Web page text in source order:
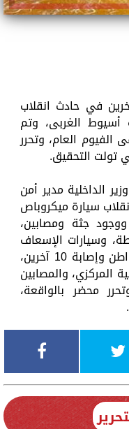
مواطن مصرعه وأصيب 10 آخرين في حادث انقلاب
أسيوط الغربى، وتم
العام، وتحرر
تولت التحقيق.
الداخلية مدير أمن
سيارة ميكروباص
جثة ومصابين،
وسيارات الإسعاف
إلي مكان الحادث، وتبين مصرع مواطن وإصابة 10 آخرين،
والمصابين
محضر بالواقعة،